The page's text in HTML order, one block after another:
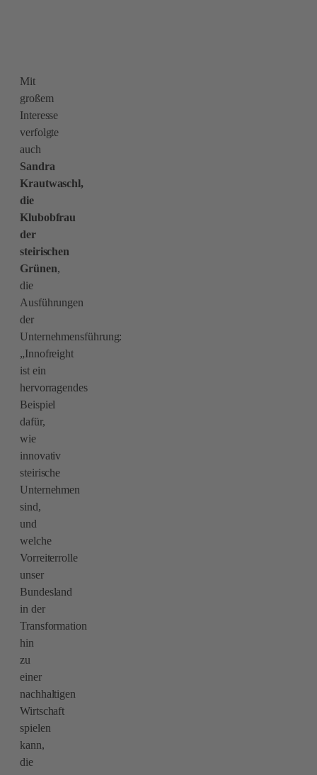
Mit
großem
Interesse
verfolgte
auch
Sandra
Krautwaschl,
die
Klubobfrau
der
steirischen
Grünen,
die
Ausführungen
der
Unternehmensführung:
„Innofreight
ist ein
hervorragendes
Beispiel
dafür,
wie
innovativ
steirische
Unternehmen
sind,
und
welche
Vorreiterrolle
unser
Bundesland
in der
Transformation
hin
zu
einer
nachhaltigen
Wirtschaft
spielen
kann,
die